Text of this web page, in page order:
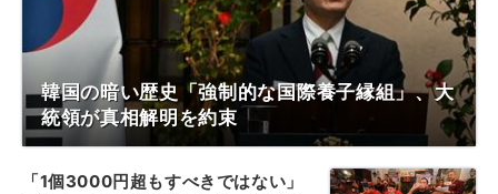
韓国の暗い歴史「強制的な国際養子縁組」、大
統領が真相解明を約束
「1個3000円超もすべきではない」